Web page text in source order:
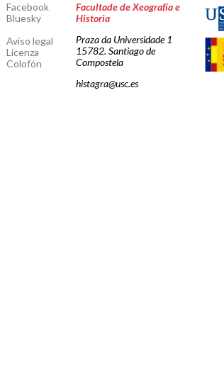
Facebook
Bluesky
Aviso legal
Licenza
Colofón
Facultade de Xeografía e
Historia
Praza da Universidade 1
15782. Santiago de
Compostela
histagra@usc.es